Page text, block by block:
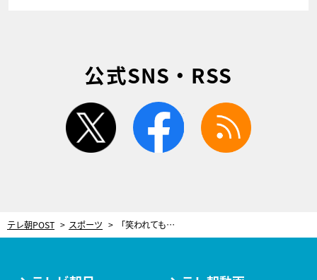
公式SNS・RSS
twitter facebook
テレ朝POST スポーツ 「笑われても『200勝したい』って…」40歳の開幕投手、ヤクルト・石川雅規の“決意と挑戦”